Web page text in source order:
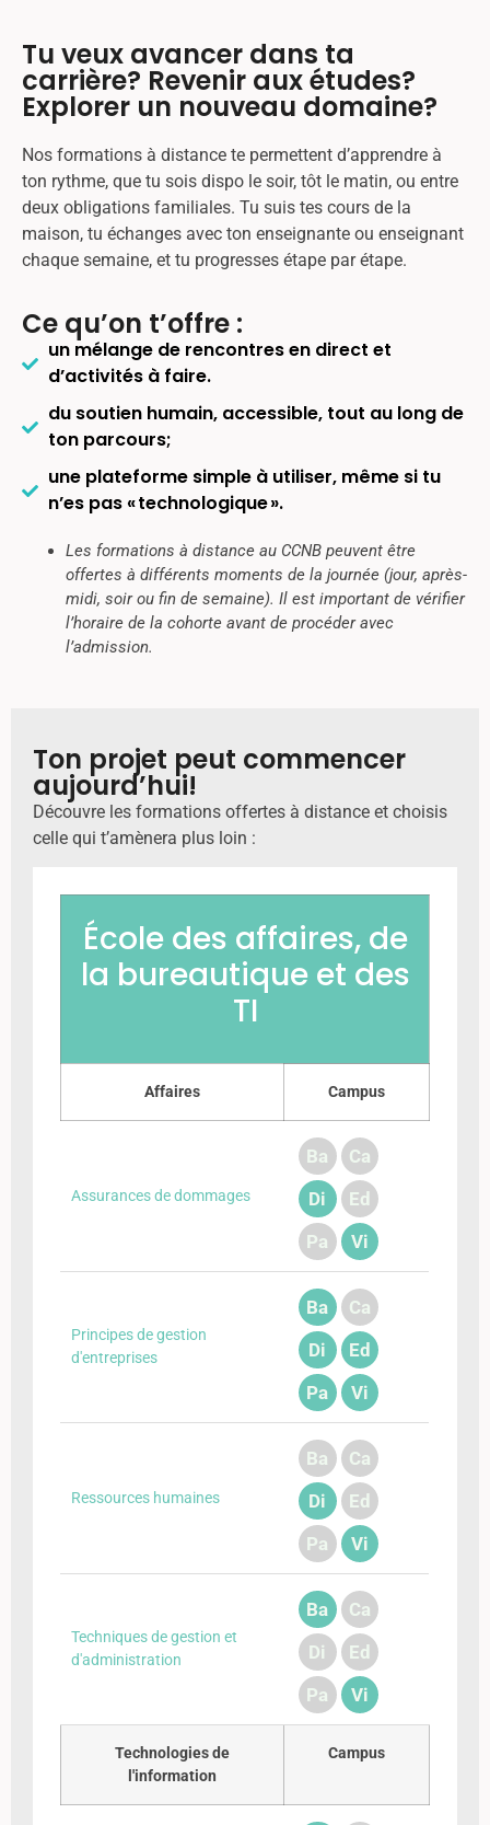
Tu veux avancer dans ta
carrière? Revenir aux études?
Explorer un nouveau domaine?
Nos formations à distance te permettent d’apprendre à
ton rythme, que tu sois dispo le soir, tôt le matin, ou entre
deux obligations familiales. Tu suis tes cours de la
maison, tu échanges avec ton enseignante ou enseignant
chaque semaine, et tu progresses étape par étape.
Ce qu’on t’offre :
un mélange de rencontres en direct et
d’activités à faire.
du soutien humain, accessible, tout au long de
ton parcours;
une plateforme simple à utiliser, même si tu
n’es pas « technologique ».
Les formations à distance au CCNB peuvent être
offertes à différents moments de la journée (jour, après-
midi, soir ou fin de semaine). Il est important de vérifier
l’horaire de la cohorte avant de procéder avec
l’admission.
Ton projet peut commencer
aujourd’hui!
Découvre les formations offertes à distance et choisis
celle qui t’amènera plus loin :
École des affaires, de
la bureautique et des
TI
Affaires Campus
Assurances de dommages
Ba
Ca
Di
Ed
Pa
Vi
Principes de gestion
d'entreprises
Ba
Ca
Di
Ed
Pa
Vi
Ressources humaines
Ba
Ca
Di
Ed
Pa
Vi
Techniques de gestion et
d'administration
Ba
Ca
Di
Ed
Pa
Vi
Technologies de
l'information
Campus